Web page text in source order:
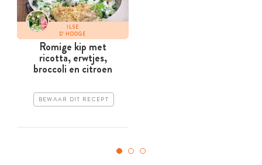
ILSE
D'HOOGE
Romige kip met
ricotta, erwtjes,
broccoli en citroen
BEWAAR DIT RECEPT